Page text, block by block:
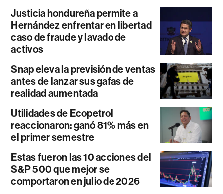
Justicia hondureña permite a
Hernández enfrentar en libertad
caso de fraude y lavado de
activos
Snap eleva la previsión de ventas
antes de lanzar sus gafas de
realidad aumentada
Utilidades de Ecopetrol
reaccionaron: ganó 81% más en
el primer semestre
Estas fueron las 10 acciones del
S&P 500 que mejor se
comportaron en julio de 2026